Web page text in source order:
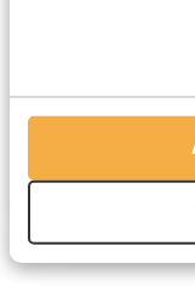
Stedentrips
op schrijven,